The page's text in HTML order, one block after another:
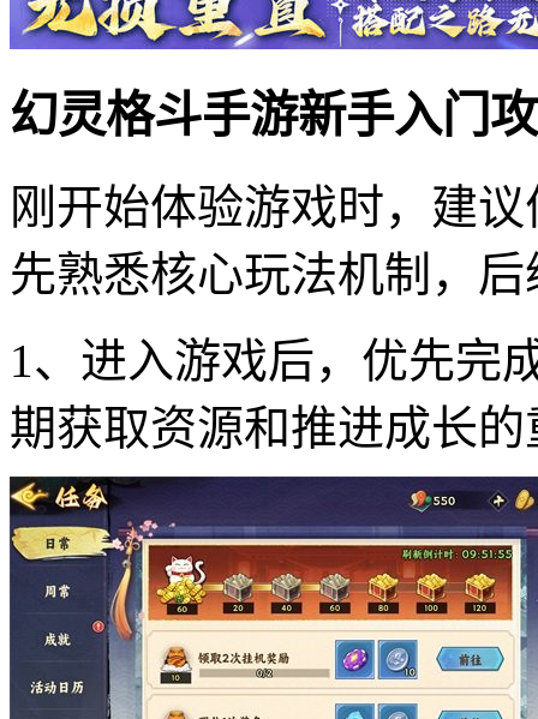
幻灵格斗手游新手入门
刚开始体验游戏时，建
先熟悉核心玩法机制，
1、进入游戏后，优先完
期获取资源和推进成长